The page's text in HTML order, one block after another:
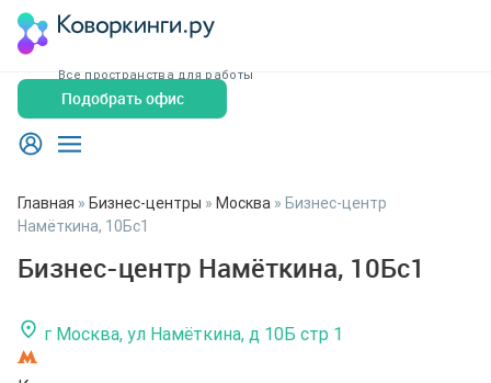
Все пространства для работы
Подобрать офис
Главная » Бизнес-центры » Москва » Бизнес-центр
Намёткина, 10Бс1
Бизнес-центр Намёткина, 10Бс1
г Москва, ул Намёткина, д 10Б стр 1